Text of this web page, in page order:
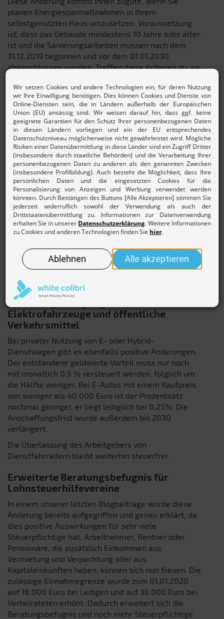
planen Energiesparmaßnahmen in Ihrem
selbstgenutzten Haus umzusetzen. Voraussetzung
ist, dass das Gebäude mindestens 10 Jahre oder älter
ist und die Sanierungsarbeiten müssen nach dem
31.12.2019 begonnen und vor dem 01.01.2030
abgeschlossen werden. Treffen diese Kriterien zu, so
20 % der Aufwendungen angesetzt werden. Die
Verteilung ist folgendermaßen: Jeweils 7 % im ersten
und im zweiten Jahr und im dritten Jahr weitere 6 %.
Die maximal mögliche Steuerermäßigung beträgt
40.000 Euro.
Beispiele für solche Maßnahmen:
Dies sind unter anderem Erneuerung der Heizung,
technische Verbrauchsoptimierung oder die
Dämmung an Wänden und Fenstern.
Merkblatt – Übersicht Energetische
Sanierung im Eigenheim
Um von der Steuerermäßigung zu profitieren,
verschaffen Sie sich schnell einen Überblick zur
energetischen Sanierung im Eigenheim.
Kostenloser Download Merkblatt (PDF)
Steuerbegünstigungen für
Elektrofahrzeuge und öffentliche
Verkehrsmittel
Bei privater Nutzung von E- oder Hybrid-
Dienstwägen gibt es ebenfalls positive Änderungen.
Der entstandene geldwerte Vorteil muss nur noch
mit monatlich 0,5 % versteuert werden, folglich um
die Hälfte weniger. Bei E-Autos mit einem Kaufpreis
von weniger als 40.000 Euro ist der Prozentsatz
nochmal geringer, er liegt lediglich bei 0,25%. Die
Anschaffungsfrist wurde außerdem bis 2030
verlängert.
Die Überlassung des Arbeitgebers von
Dienstfahrrädern bleibt weiterhin steuerfrei.
Erweiterte Beratungsbefugnis für
Lohnsteuerhilfevereine
In einem unserer letzten Blogbeiträge wurde diese
Änderung bereits aufgegriffen und genau erklärt, da
dies positive Auswirkungen für sehr viele
Steuerpflichtige hat. Arbeitnehmer, Rentner oder
Pensionäre, die zusätzlich Einkommen aus
Vermietung und Verpachtung oder aus
Kapitaleinkünften haben, können sich nun freuen. Die
zulässige Einnahmegrenze wurde zum 01.01.2020
auf 18.000 Euro bei Ledigen und auf 36.000 Euro bei
Verheirateten erhöht. Dadurch erweitert sich die
Beratungsbefugnis und noch mehr Steuerpflichtige